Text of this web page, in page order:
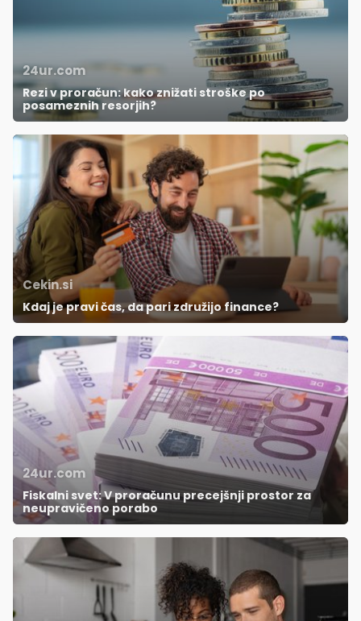
24ur.com
Rezi v proračun: kako znižati stroške po
posameznih resorjih?
Cekin.si
Kdaj je pravi čas, da pari združijo finance?
24ur.com
Fiskalni svet: V proračunu precejšnji prostor za
neupravičeno porabo